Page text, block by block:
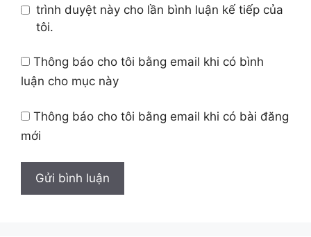
trình duyệt này cho lần bình luận kế tiếp của
tôi.
Thông báo cho tôi bằng email khi có bình
luận cho mục này
Thông báo cho tôi bằng email khi có bài đăng
mới